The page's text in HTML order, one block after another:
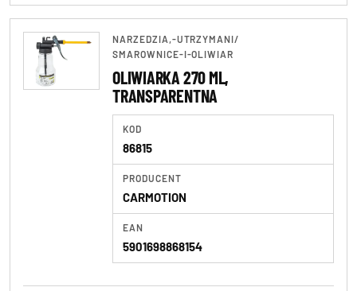
NARZEDZIA,-UTRZYMANI/
SMAROWNICE-I-OLIWIAR
OLIWIARKA 270 ML,
TRANSPARENTNA
KOD
86815
PRODUCENT
CARMOTION
EAN
5901698868154